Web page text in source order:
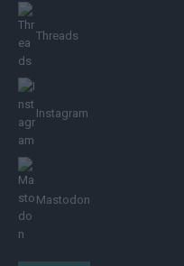
Threads
Instagram
Mastodon